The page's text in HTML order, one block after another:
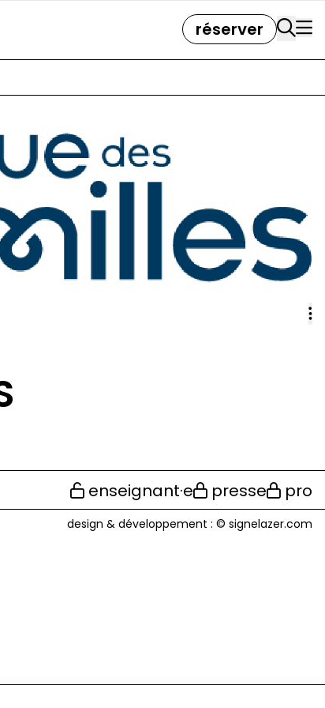
réserver
enseignant·e presse pro
design & développement : © signelazer.com